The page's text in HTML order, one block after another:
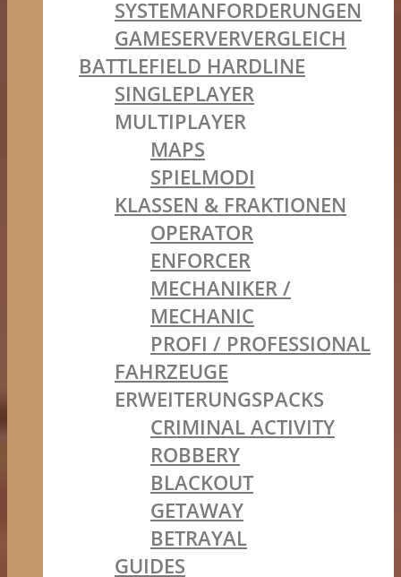
SYSTEMANFORDERUNGEN
GAMESERVERVERGLEICH
BATTLEFIELD HARDLINE
SINGLEPLAYER
MULTIPLAYER
MAPS
SPIELMODI
KLASSEN & FRAKTIONEN
OPERATOR
ENFORCER
MECHANIKER /
MECHANIC
PROFI / PROFESSIONAL
FAHRZEUGE
ERWEITERUNGSPACKS
CRIMINAL ACTIVITY
ROBBERY
BLACKOUT
GETAWAY
BETRAYAL
GUIDES